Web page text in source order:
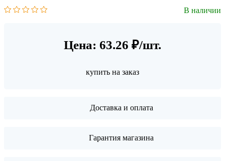
В наличии
Цена: 63.26 ₽/шт.
купить на заказ
Доставка и оплата
Гарантия магазина